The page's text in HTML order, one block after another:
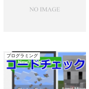
プログラミング